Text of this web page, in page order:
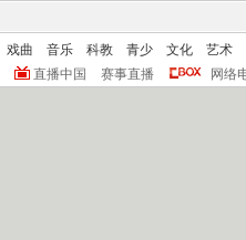
戏曲 音乐 科教 青少 文化
艺术
直播中国 赛事直播 网络